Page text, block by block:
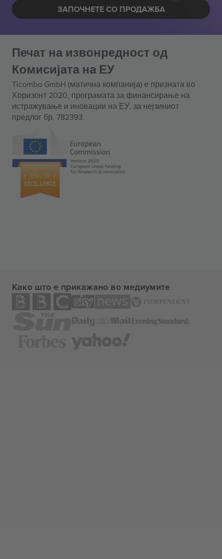
ЗАПОЧНЕТЕ СО ПРОДАЖБА
Печат на извонредност од
Комисијата на ЕУ
Ticombo GmbH (матична компанија) е призната во
Хоризонт 2020, програмата за финансирање на
истражување и иновации на ЕУ, за нејзиниот
предлог бр. 782393.
Како што е прикажано во медиумите